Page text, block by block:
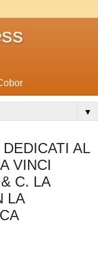
▼
AL
VINCI
C. LA
LA